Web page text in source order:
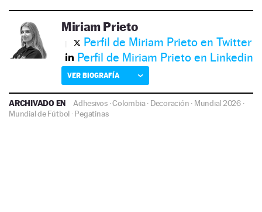
Miriam Prieto
Perfil de Miriam Prieto en Twitter
Perfil de Miriam Prieto en Linkedin
VER BIOGRAFÍA
ARCHIVADO EN Adhesivos·Colombia· Decoración · Mundial 2026 ·
Mundial de Fútbol ·Pegatinas